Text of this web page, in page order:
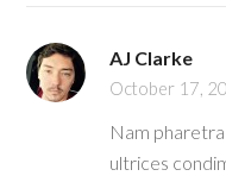
AJ Clarke
October 17,
Nam pharetra
ultrices